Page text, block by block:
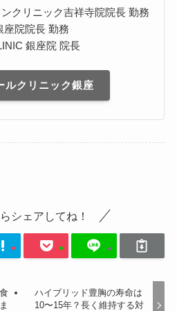
クリニック吉祥寺院院長 勤務
座院院長 勤務
銀座院 院長
ルクリニック銀座
シェアしてね！
ハイブリッド豊胸の寿命は
10〜15年？長く維持する対